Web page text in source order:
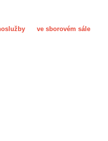
ve sborovém sále